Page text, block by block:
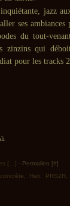
jazz
ses
du tout-
zinzins qui
pour les tracks
[ ] - Permalien [#]
Hati PRSZR